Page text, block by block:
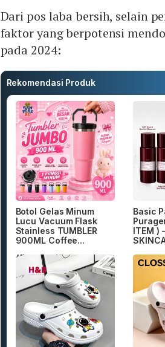
Dari pos laba bersih, selain
faktor yang berpotensi
pada 2024:
Rekomendasi Produk
Botol Gelas Minum
Lucu Vacuum Flask
Stainless TUMBLER
900ML Coffee...
Basic
ITEM )